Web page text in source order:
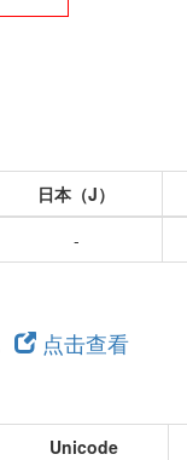
日本（J）
-
点击查看
Unicode